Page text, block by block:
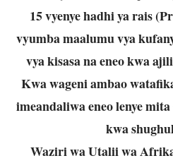
15 vyenye hadhi ya rais
vyumba maalumu vya
vya kisasa na eneo kwa
Kwa wageni ambao
imeandaliwa eneo lenye
kwa
Waziri wa Utalii wa